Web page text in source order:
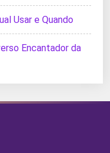
Usar e Quando
Encantador da